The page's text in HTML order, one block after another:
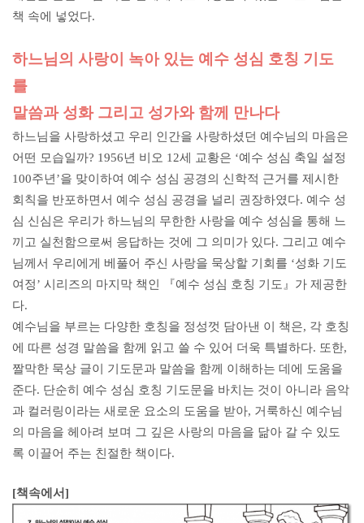
책 속에 넣었다.
하느님의 사랑이 녹아 있는 예수 성심 호칭 기도
를
말씀과 성화 그리고 성가와 함께 만나다
하느님을 사랑하셨고 우리 인간을 사랑하셨던 예수님의 마음은
어떤 모습일까? 1956년 비오 12세 교황은 ‘예수 성심 축일 설정
100주년’을 맞이하여 예수 성심 공경의 신학적 근거를 제시한
회칙을 반포하면서 예수 성심 공경을 널리 권장하였다. 예수 성
심 신심은 우리가 하느님의 무한한 사랑을 예수 성심을 통해 느
끼고 실천함으로써 응답하는 것에 그 의미가 있다. 그리고 예수
님께서 우리에게 베풀어 주신 사랑을 묵상할 기회를 ‘성화 기도
여정’ 시리즈의 마지막 책인 『예수 성심 호칭 기도』가 제공한
다.
예수님을 부르는 다양한 호칭을 정성껏 담아낸 이 책은, 각 호칭
에 따른 성경 말씀을 함께 읽고 쓸 수 있어 더욱 특별하다. 또한,
짤막한 묵상 글이 기도문과 말씀을 함께 이해하는 데에 도움을
준다. 단순히 예수 성심 호칭 기도문을 바치는 것이 아니라 음악
과 컬러링이라는 새로운 요소의 도움을 받아, 거룩하신 예수님
의 마음을 헤아려 보며 그 깊은 사랑의 마음을 닮아 갈 수 있도
록 이끌어 주는 친절한 책이다.
[책속에서]